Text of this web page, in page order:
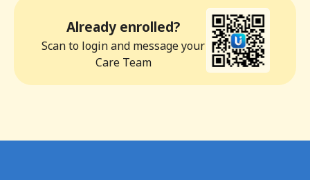
Already enrolled?
Scan to login and message your
Care Team